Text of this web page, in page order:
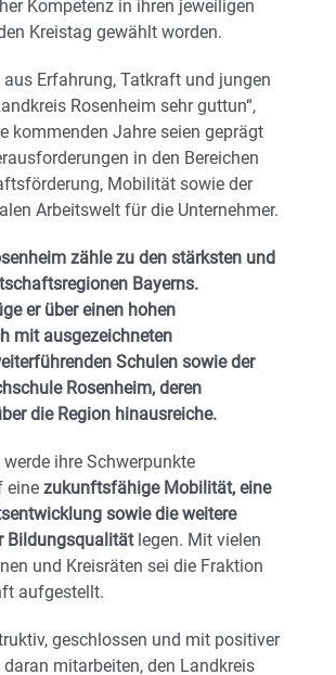
Kompetenz in ihren jeweiligen
Kreistag gewählt worden.
aus Erfahrung, Tatkraft und jungen
Rosenheim sehr guttun“,
kommenden Jahre seien geprägt
in den Bereichen
Mobilität sowie der
Arbeitswelt für die Unternehmer.
zähle zu den stärksten und
Bayerns.
er über einen hohen
mit ausgezeichneten
Schulen sowie der
Rosenheim, deren
die Region hinausreiche.
werde ihre Schwerpunkte
eine zukunftsfähige Mobilität, eine
sowie die weitere
Bildungsqualitätlegen. Mit vielen
und Kreisräten sei die Fraktion
aufgestellt.
geschlossen und mit positiver
mitarbeiten, den Landkreis